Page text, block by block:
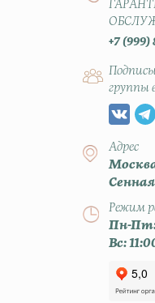
+7 (999)
группы
Адрес
Режим
Пн-Пт:
Вс: